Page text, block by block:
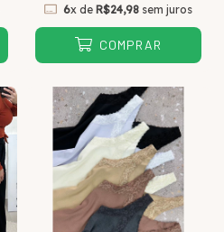
6x de R$24,98sem juros
COMPRAR